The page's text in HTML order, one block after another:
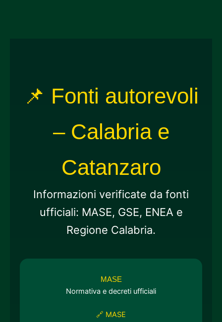
📌 Fonti autorevoli
– Calabria e
Catanzaro
Informazioni verificate da fonti
ufficiali: MASE, GSE, ENEA e
Regione Calabria.
MASE
Normativa e decreti ufficiali
🔗 MASE